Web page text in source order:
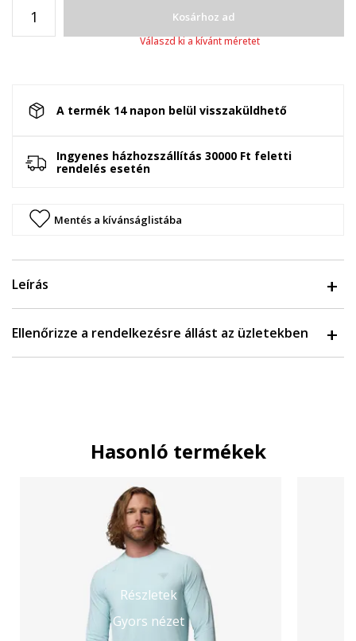
Kosárhoz ad
Válaszd ki a kívánt méretet
A termék 14 napon belül visszaküldhető
Ingyenes házhozszállítás 30000 Ft feletti
rendelés esetén
Mentés a kívánságlistába
Leírás
Ellenőrizze a rendelkezésre állást az üzletekben
Hasonló termékek
Részletek
Gyors nézet